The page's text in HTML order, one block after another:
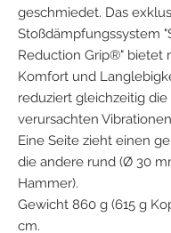
geschmiedet. Das
Stoßdämpfungssystem
Reduction Grip®" bietet
Komfort und
reduziert gleichzeitig
verursachten
Eine Seite zieht einen
die andere rund (Ø 30
Hammer).
Gewicht 860 g (615 g
cm.